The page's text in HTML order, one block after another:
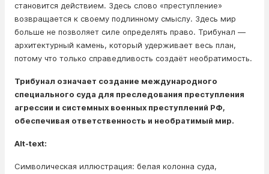
становится действием. Здесь слово «преступление»
возвращается к своему подлинному смыслу. Здесь мир
больше не позволяет силе определять право. Трибунал —
архитектурный камень, который удерживает весь план,
потому что только справедливость создаёт необратимость.
Трибунал означает создание международного
специального суда для преследования преступления
агрессии и системных военных преступлений РФ,
обеспечивая ответственность и необратимый мир.
Alt-text:
Символическая иллюстрация: белая колонна суда,